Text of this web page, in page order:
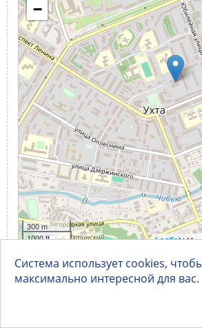
−
300 m
1000 ft
Leaflet|
Система использует cookies,
максимально интересной для вас.